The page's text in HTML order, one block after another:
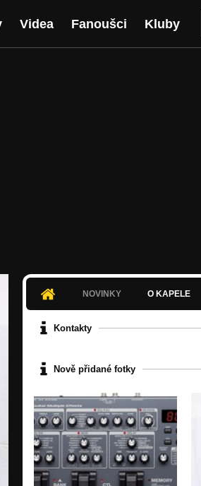
Videa Fanoušci Kluby
NOVINKY O KAPELE
Kontakty
Nově přidané fotky